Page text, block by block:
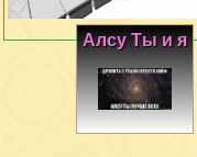
Алсу Ты и я